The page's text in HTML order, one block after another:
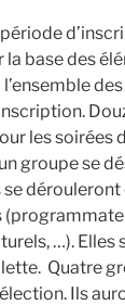
la base des
les soirées
groupe se
dérouleront
…). Elles
Quatre
Ils